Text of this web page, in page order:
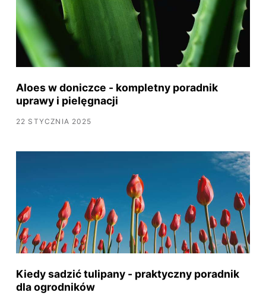
Aloes w doniczce - kompletny poradnik
uprawy i pielęgnacji
22 STYCZNIA 2025
Kiedy sadzić tulipany - praktyczny poradnik
dla ogrodników